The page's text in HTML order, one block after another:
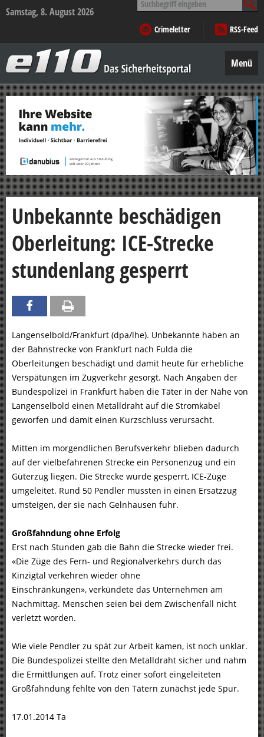
Samstag, 8. August 2026
nach:
Crimeletter
RSS-Feed
–
Das
Sicherheitsportal
Menü
Zum
Inhalt
springen
Unbekannte beschädigen
Oberleitung: ICE-Strecke
stundenlang gesperrt
Langenselbold/Frankfurt (dpa/lhe). Unbekannte haben an
der Bahnstrecke von Frankfurt nach Fulda die
Oberleitungen beschädigt und damit heute für erhebliche
Verspätungen im Zugverkehr gesorgt. Nach Angaben der
Bundespolizei in Frankfurt haben die Täter in der Nähe von
Langenselbold einen Metalldraht auf die Stromkabel
geworfen und damit einen Kurzschluss verursacht.
Mitten im morgendlichen Berufsverkehr blieben dadurch
auf der vielbefahrenen Strecke ein Personenzug und ein
Güterzug liegen. Die Strecke wurde gesperrt, ICE-Züge
umgeleitet. Rund 50 Pendler mussten in einen Ersatzzug
umsteigen, der sie nach Gelnhausen fuhr.
Großfahndung ohne Erfolg
Erst nach Stunden gab die Bahn die Strecke wieder frei.
«Die Züge des Fern- und Regionalverkehrs durch das
Kinzigtal verkehren wieder ohne
Einschränkungen», verkündete das Unternehmen am
Nachmittag. Menschen seien bei dem Zwischenfall nicht
verletzt worden.
Wie viele Pendler zu spät zur Arbeit kamen, ist noch unklar.
Die Bundespolizei stellte den Metalldraht sicher und nahm
die Ermittlungen auf. Trotz einer sofort eingeleiteten
Großfahndung fehlte von den Tätern zunächst jede Spur.
17.01.2014 Ta